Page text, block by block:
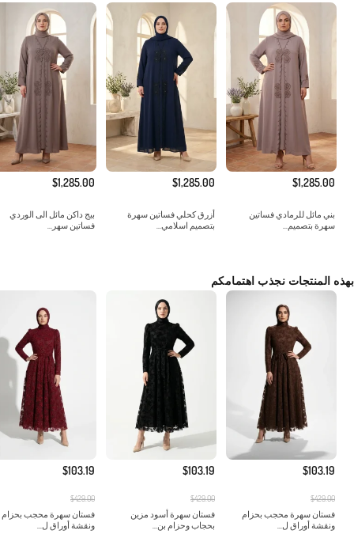
$1,285.00
بني مائل للرمادي فساتين
سهرة بتصميم...
$1,285.00
أزرق كحلي فساتين سهرة
بتصميم اسلامي...
$1,285.00
بيج داكن مائل الى الوردي
فساتين سهر...
بهذه المنتجات نجذب اهتمامكم
$103.19
$429.00
فستان سهرة محجب بحزام
ونقشة أوراق ل...
$103.19
$429.00
فستان سهرة أسود مزين
بحجاب وحزام بن...
$103.19
$429.00
فستان سهرة محجب بحزام
ونقشة أوراق ل...